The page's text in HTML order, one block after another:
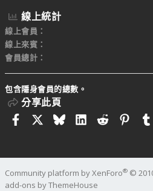
線上統計
線上會員
線上來賓
會員總計
包含隱身會員的總數。
分享此頁
FacebookBlueskyLinkedIn
Reddit
Community platform by XenForo® ©
add-ons by ThemeHouse